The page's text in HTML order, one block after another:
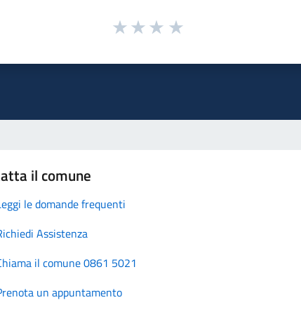
il comune
le domande frequenti
Assistenza
il comune 0861 5021
un appuntamento